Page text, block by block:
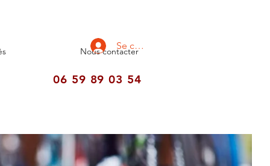
Nous contacter
06 59 89 03 54
Se connecter